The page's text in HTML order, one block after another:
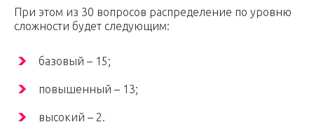
При этом из 30 вопросов распределение по уровню
сложности будет следующим:
базовый – 15;
повышенный – 13;
высокий – 2.